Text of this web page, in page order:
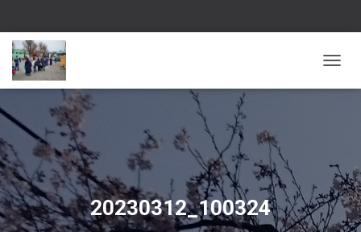
ビ
ン
を
切
り
替
20230312_100324